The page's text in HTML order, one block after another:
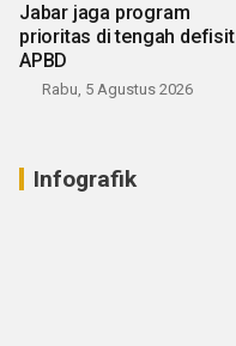
Jabar jaga program
prioritas di tengah defisit
APBD
Rabu, 5 Agustus 2026
Infografik